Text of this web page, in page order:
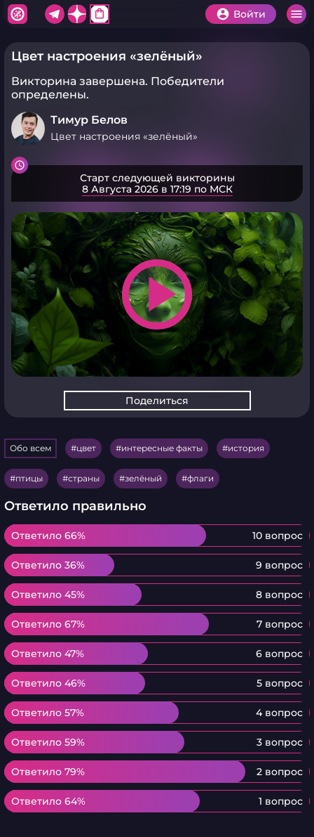
shopping_bag Войти
Цвет настроения «зелёный»
Викторина завершена. Победители
определены.
Тимур Белов
Цвет настроения «зелёный»
Старт следующей викторины
8 Августа 2026 в 17:19 по МСК
play_arrow
Поделиться
Обо всем цвет интересные факты история
птицы страны зелёный флаги
Ответило правильно
Ответило 66% 10 вопрос
Ответило 66%
Ответило 36% 9 вопрос
Ответило 36%
Ответило 45% 8 вопрос
Ответило 45%
Ответило 67% 7 вопрос
Ответило 67%
Ответило 47% 6 вопрос
Ответило 47%
Ответило 46% 5 вопрос
Ответило 46%
Ответило 57% 4 вопрос
Ответило 57%
Ответило 59% 3 вопрос
Ответило 59%
Ответило 79% 2 вопрос
Ответило 79%
Ответило 64% 1 вопрос
Ответило 64%